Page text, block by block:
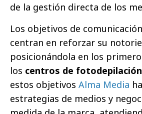
de la gestión directa de los
Los objetivos de
centran en reforzar su
posicionándola en los
los centros de fotodepilación
estos objetivos Alma Media
estrategias de medios y